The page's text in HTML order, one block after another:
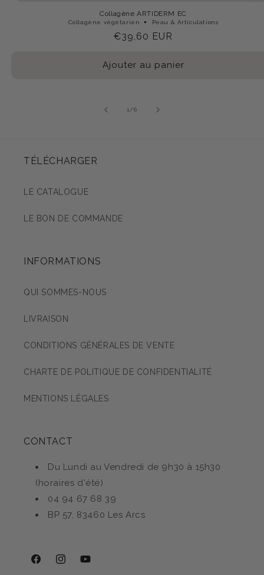
Collagène ARTIDERM EC
Collagène végétarien Peau & Articulations
Prix
€39,60 EUR
Ajouter au panier
1/6
TÉLÉCHARGER
LE CATALOGUE
LE BON DE COMMANDE
INFORMATIONS
QUI SOMMES-NOUS
LIVRAISON
CONDITIONS GÉNÉRALES DE VENTE
CHARTE DE POLITIQUE DE CONFIDENTIALITÉ
MENTIONS LÉGALES
CONTACT
Du Lundi au Vendredi de 9h30 à 15h30
(horaires d'été)
04 94 67 68 39
BP 57, 83460 Les Arcs
FacebookInstagramYouTube